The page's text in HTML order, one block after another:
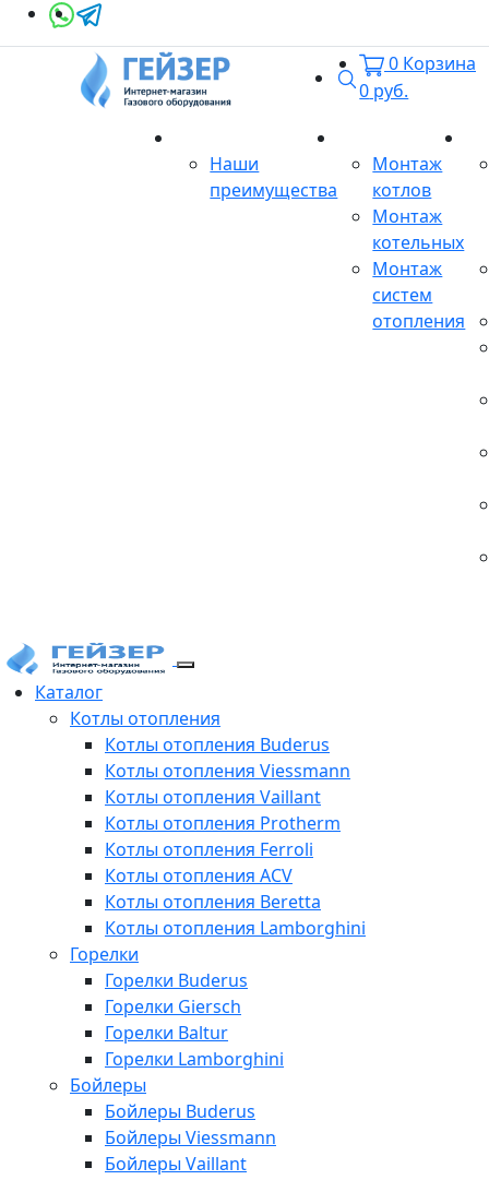
Поиск
0 Корзина
0 руб.
Наши
преимущества
Монтаж
котлов
Монтаж
котельных
Монтаж
систем
отопления
Каталог
Котлы отопления
Котлы отопления Buderus
Котлы отопления Viessmann
Котлы отопления Vaillant
Котлы отопления Protherm
Котлы отопления Ferroli
Котлы отопления ACV
Котлы отопления Beretta
Котлы отопления Lamborghini
Горелки
Горелки Buderus
Горелки Giersch
Горелки Baltur
Горелки Lamborghini
Бойлеры
Бойлеры Buderus
Бойлеры Viessmann
Бойлеры Vaillant